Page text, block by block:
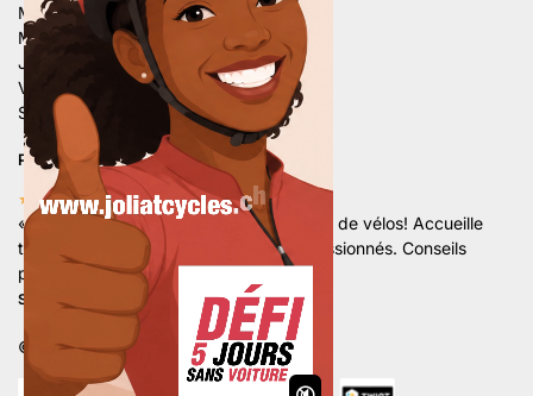
Ma. – 9h – 12h | 14h – 18h
Me. – 9h – 12h | 14h – 18h
Je. – 9h – 12h | 14h – 18h
Ve. – 9h – 12h | 14h – 18h
Sa. – 9h – 12h | 13h30 – 16h
PLUS DE 80 AVIS 5 ÉTOILES
★★★★★
« Superbe magasin avec un grand choix de vélos! Accueille
très sympathique par une équipe de passionnés. Conseils
professionnels et de qualités.«
Stan Hx.
© Développé par Marketamine Sarl.